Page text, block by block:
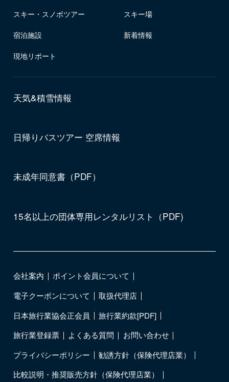
スキー・スノボツアー スキー場
宿泊施設 新着情報
現地リポート
天気&積雪情報
日帰りバスツアー 空席情報
未成年同意書（PDF）
15名以上の団体専用レンタルリスト（PDF)
会社案内
ポイント会員について
電子クーポンについて
取扱代理店
日本旅行業協会正会員
旅行業約款[PDF]
旅行業登録票
よくある質問
お問い合わせ
プライバシーポリシー
勧誘方針（保険代理店業）
比較説明・推奨販売方針（保険代理店業）